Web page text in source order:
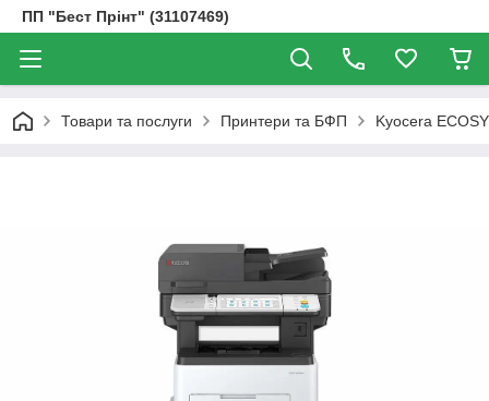
ПП "Бест Прінт" (31107469)
Товари та послуги Принтери та БФП Kyocera